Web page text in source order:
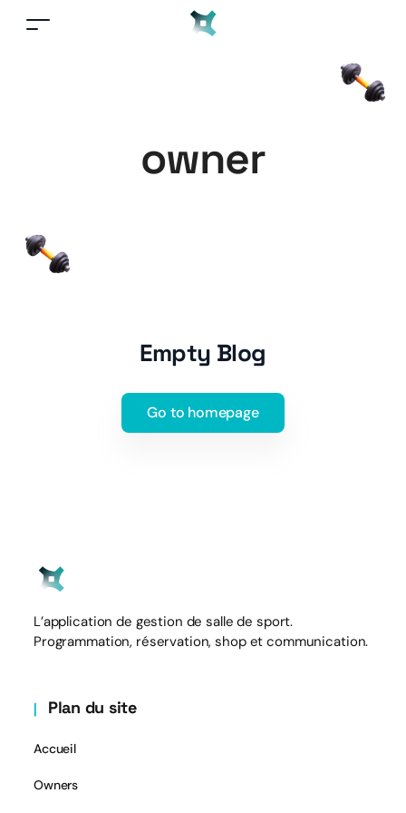
owner
Empty Blog
Go to homepage
L’application de gestion de salle de sport.
Programmation, réservation, shop et communication.
Plan du site
Accueil
Owners